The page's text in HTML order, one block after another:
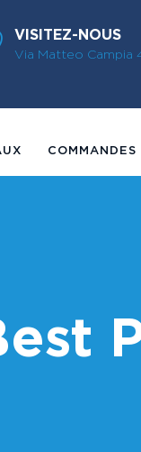
VISITEZ-NOUS
Via Matteo Campia